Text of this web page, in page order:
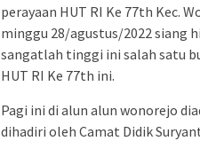
perayaan HUT RI Ke 77th Kec.
minggu 28/agustus/2022 siang
sangatlah tinggi ini salah satu
HUT RI Ke 77th ini.
Pagi ini di alun alun wonorejo
dihadiri oleh Camat Didik